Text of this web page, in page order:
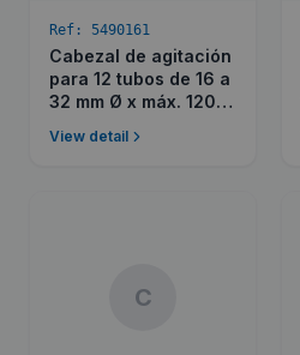
Ref: 5490161
Cabezal de agitación
para 12 tubos de 16 a
32 mm Ø x máx. 120
View detail
C